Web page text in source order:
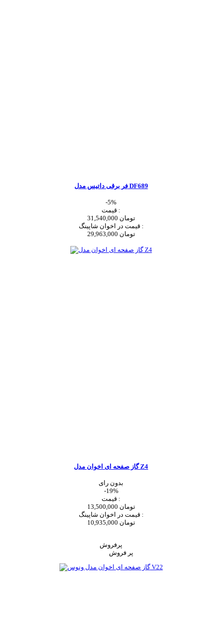
فر برقی داتیس مدل DF689
-5%
قیمت :
31,540,000 تومان
قیمت در اخوان شاپینگ :
29,963,000 تومان
گاز صفحه ای اخوان مدل Z4
بدون رای
-19%
قیمت :
13,500,000 تومان
قیمت در اخوان شاپینگ :
10,935,000 تومان
پرفروش